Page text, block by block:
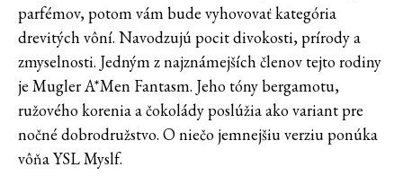
parfémov, potom vám bude vyhovovať kategória
drevitých vôní. Navodzujú pocit divokosti, prírody a
zmyselnosti. Jedným z najznámejších členov tejto rodiny
je Mugler A*Men Fantasm. Jeho tóny bergamotu,
ružového korenia a čokolády poslúžia ako variant pre
nočné dobrodružstvo. O niečo jemnejšiu verziu ponúka
vôňa YSL Myslf.